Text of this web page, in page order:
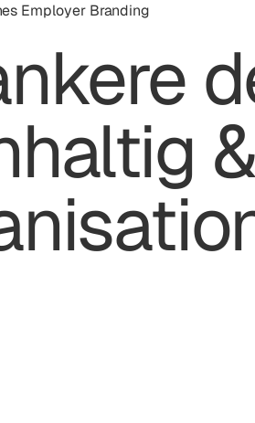
Employer Branding